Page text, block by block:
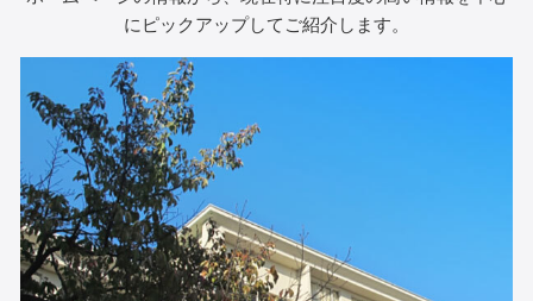
にピックアップしてご紹介します。